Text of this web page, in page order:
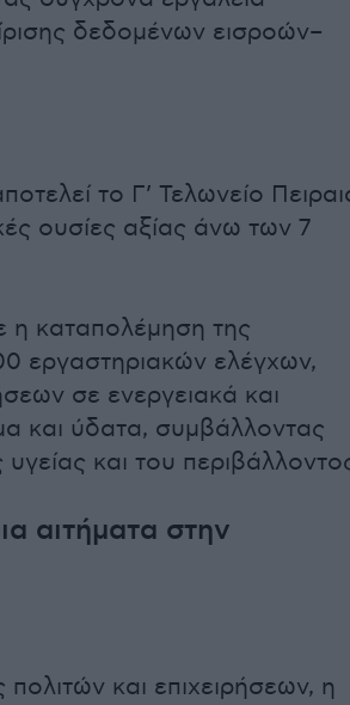
δεδομένων εισροών–
το Γ’ Τελωνείο
ουσίες αξίας άνω των 7
η καταπολέμηση της
εργαστηριακών ελέγχων,
σε ενεργειακά και
και ύδατα, συμβάλλοντας
και του
αιτήματα στην
και επιχειρήσεων, η